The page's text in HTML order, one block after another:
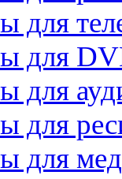
для
для
для
для
для